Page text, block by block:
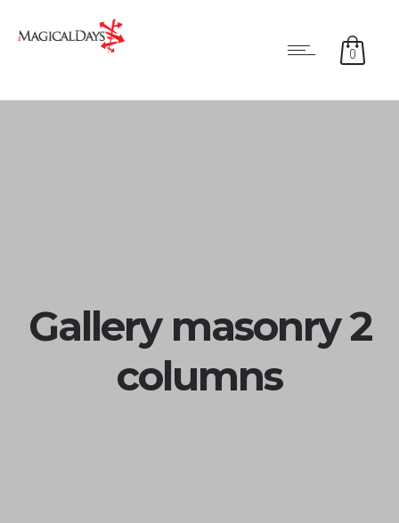
0
Gallery masonry 2
columns